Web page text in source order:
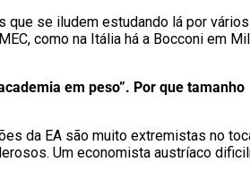
se iludem estudando lá por
como na Itália há a Bocconi em
em peso”. Por que tamanho
da EA são muito extremistas no
Um economista austríaco